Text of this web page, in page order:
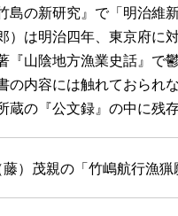
島の新研究』で「明治維
）は明治四年、東京府
『山陰地方漁業史話』で
の内容には触れておられ
蔵の『公文録』の中に残
藤）茂親の「竹嶋航行漁